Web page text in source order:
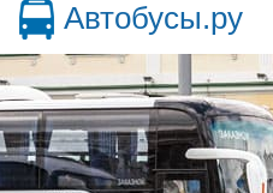
Автобусы.ру